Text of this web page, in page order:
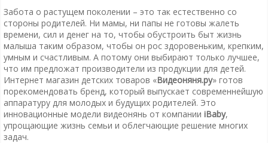
Забота о растущем поколении – это так естественно со
стороны родителей. Ни мамы, ни папы не готовы жалеть
времени, сил и денег на то, чтобы обустроить быт жизнь
малыша таким образом, чтобы он рос здоровеньким, крепким,
умным и счастливым. А потому они выбирают только лучшее,
что им предложат производители из продукции для детей.
Интернет магазин детских товаров «Видеоняня.ру» готов
порекомендовать бренд, который выпускает современнейшую
аппаратуру для молодых и будущих родителей. Это
инновационные модели видеонянь от компанииiBaby,
упрощающие жизнь семьи и облегчающие решение многих
задач.